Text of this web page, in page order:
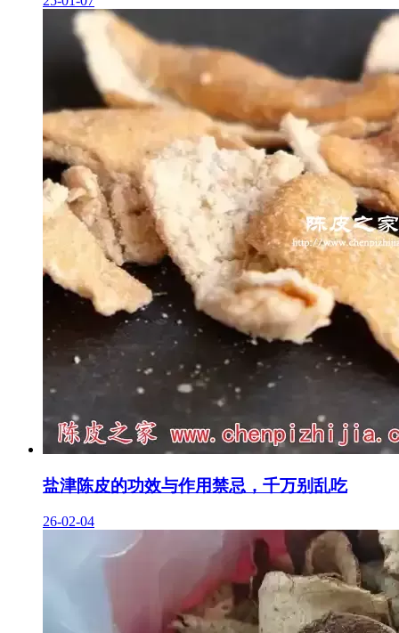
盐津陈皮的功效与作用禁忌，千万别乱吃
26-02-04